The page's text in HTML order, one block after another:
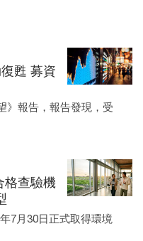
甦 募資
》報告，報告發現，受
格查驗機
7月30日正式取得環境